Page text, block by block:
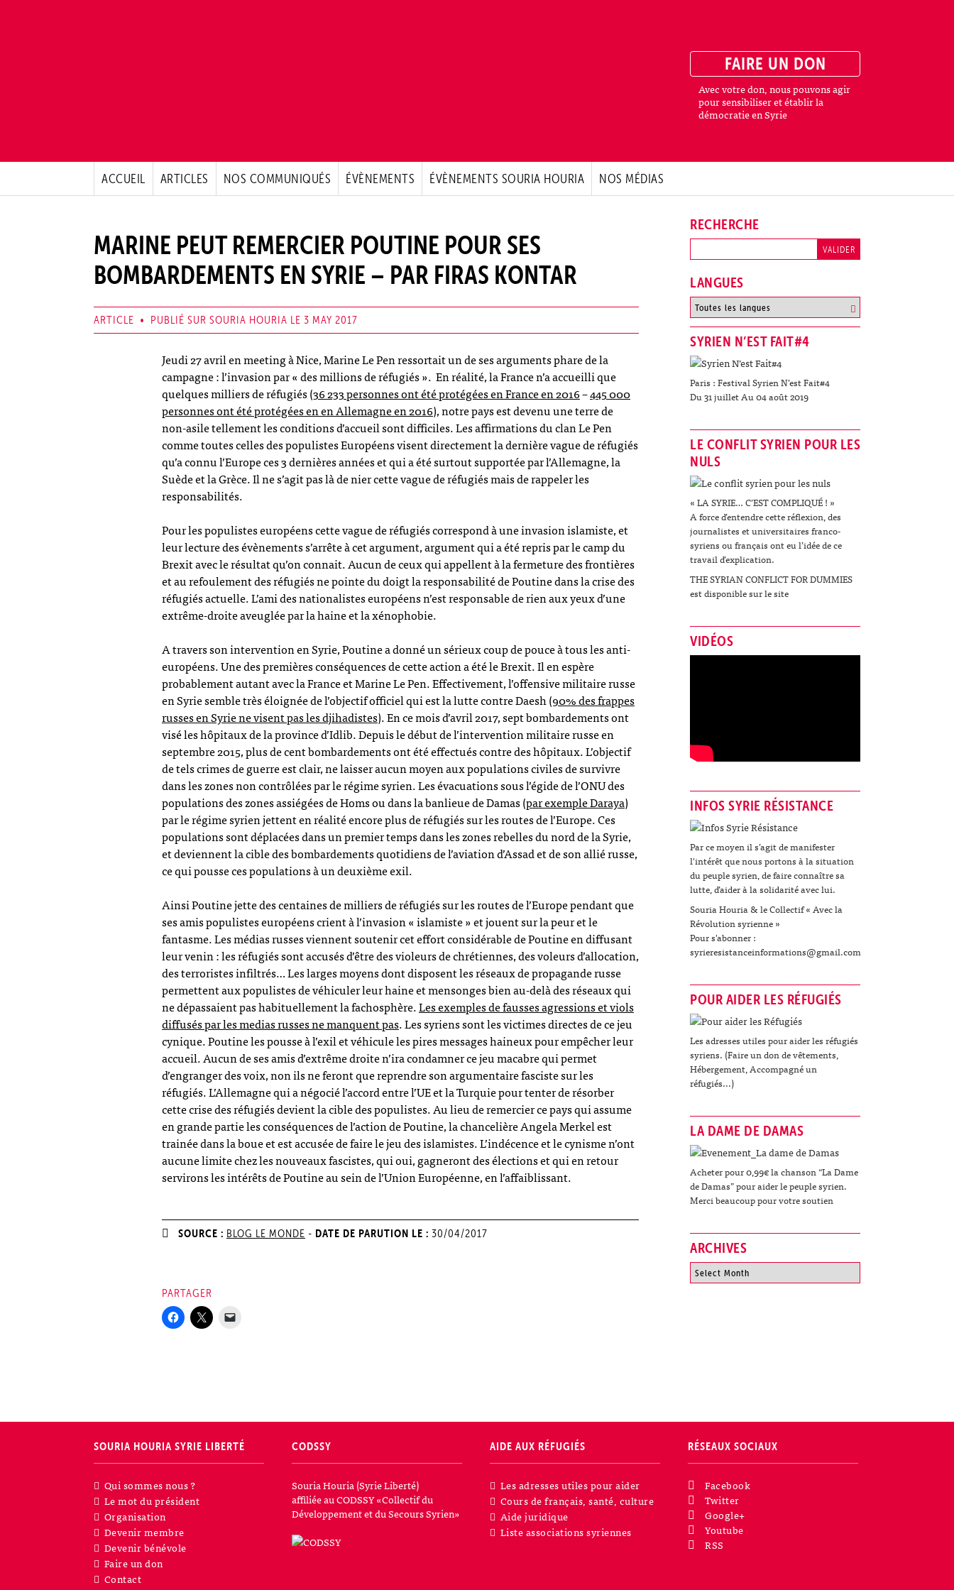
FAIRE UN DON
Avec votre don, nous pouvons agir
pour sensibiliser et établir la
démocratie en Syrie
ACCUEIL ARTICLES NOS COMMUNIQUÉS ÉVÈNEMENTS ÉVÈNEMENTS SOURIA HOURIA NOS MÉDIAS
MARINE PEUT REMERCIER POUTINE POUR SES
BOMBARDEMENTS EN SYRIE – PAR FIRAS KONTAR
ARTICLE • PUBLIÉ SUR SOURIA HOURIA LE 3 MAY 2017
Jeudi 27 avril en meeting à Nice, Marine Le Pen ressortait un de ses arguments phare de la
campagne : l’invasion par « des millions de réfugiés ». En réalité, la France n’a accueilli que
quelques milliers de réfugiés (36 233 personnes ont été protégées en France en 2016–445 000
personnes ont été protégées en en Allemagne en 2016), notre pays est devenu une terre de
non-asile tellement les conditions d’accueil sont difficiles. Les affirmations du clan Le Pen
comme toutes celles des populistes Européens visent directement la dernière vague de réfugiés
qu’a connu l’Europe ces 3 dernières années et qui a été surtout supportée par l’Allemagne, la
Suède et la Grèce. Il ne s’agit pas là de nier cette vague de réfugiés mais de rappeler les
responsabilités.
Pour les populistes européens cette vague de réfugiés correspond à une invasion islamiste, et
leur lecture des évènements s’arrête à cet argument, argument qui a été repris par le camp du
Brexit avec le résultat qu’on connait. Aucun de ceux qui appellent à la fermeture des frontières
et au refoulement des réfugiés ne pointe du doigt la responsabilité de Poutine dans la crise des
réfugiés actuelle. L’ami des nationalistes européens n’est responsable de rien aux yeux d’une
extrême-droite aveuglée par la haine et la xénophobie.
A travers son intervention en Syrie, Poutine a donné un sérieux coup de pouce à tous les anti-
européens. Une des premières conséquences de cette action a été le Brexit. Il en espère
probablement autant avec la France et Marine Le Pen. Effectivement, l’offensive militaire russe
en Syrie semble très éloignée de l’objectif officiel qui est la lutte contre Daesh (90% des frappes
russes en Syrie ne visent pas les djihadistes). En ce mois d’avril 2017, sept bombardements ont
visé les hôpitaux de la province d’Idlib. Depuis le début de l’intervention militaire russe en
septembre 2015, plus de cent bombardements ont été effectués contre des hôpitaux. L’objectif
de tels crimes de guerre est clair, ne laisser aucun moyen aux populations civiles de survivre
dans les zones non contrôlées par le régime syrien. Les évacuations sous l’égide de l’ONU des
populations des zones assiégées de Homs ou dans la banlieue de Damas(par exemple Daraya)
par le régime syrien jettent en réalité encore plus de réfugiés sur les routes de l’Europe. Ces
populations sont déplacées dans un premier temps dans les zones rebelles du nord de la Syrie,
et deviennent la cible des bombardements quotidiens de l’aviation d’Assad et de son allié russe,
ce qui pousse ces populations à un deuxième exil.
Ainsi Poutine jette des centaines de milliers de réfugiés sur les routes de l’Europe pendant que
ses amis populistes européens crient à l’invasion « islamiste » et jouent sur la peur et le
fantasme. Les médias russes viennent soutenir cet effort considérable de Poutine en diffusant
leur venin : les réfugiés sont accusés d’être des violeurs de chrétiennes, des voleurs d’allocation,
des terroristes infiltrés… Les larges moyens dont disposent les réseaux de propagande russe
permettent aux populistes de véhiculer leur haine et mensonges bien au-delà des réseaux qui
ne dépassaient pas habituellement la fachosphère.Les exemples de fausses agressions et viols
diffusés par les medias russes ne manquent pas. Les syriens sont les victimes directes de ce jeu
cynique. Poutine les pousse à l’exil et véhicule les pires messages haineux pour empêcher leur
accueil. Aucun de ses amis d’extrême droite n’ira condamner ce jeu macabre qui permet
d’engranger des voix, non ils ne feront que reprendre son argumentaire fasciste sur les
réfugiés. L’Allemagne qui a négocié l’accord entre l’UE et la Turquie pour tenter de résorber
cette crise des réfugiés devient la cible des populistes. Au lieu de remercier ce pays qui assume
en grande partie les conséquences de l’action de Poutine, la chancelière Angela Merkel est
trainée dans la boue et est accusée de faire le jeu des islamistes. L’indécence et le cynisme n’ont
aucune limite chez les nouveaux fascistes, qui oui, gagneront des élections et qui en retour
servirons les intérêts de Poutine au sein de l’Union Européenne, en l’affaiblissant.
SOURCE : BLOG LE MONDE - DATE DE PARUTION LE : 30/04/2017
PARTAGER
RECHERCHE
LANGUES
SYRIEN N’EST FAIT#4
Paris : Festival Syrien N’est Fait#4
Du 31 juillet Au 04 août 2019
LE CONFLIT SYRIEN POUR LES
NULS
« LA SYRIE… C’EST COMPLIQUÉ ! »
A force d’entendre cette réflexion, des
journalistes et universitaires franco-
syriens ou français ont eu l’idée de ce
travail d’explication.
THE SYRIAN CONFLICT FOR DUMMIES
est disponible sur le site
VIDÉOS
INFOS SYRIE RÉSISTANCE
Par ce moyen il s’agit de manifester
l'intérêt que nous portons à la situation
du peuple syrien, de faire connaître sa
lutte, d’aider à la solidarité avec lui.
Souria Houria & le Collectif « Avec la
Révolution syrienne »
Pour s'abonner :
syrieresistanceinformations@gmail.com
POUR AIDER LES RÉFUGIÉS
Les adresses utiles pour aider les réfugiés
syriens. (Faire un don de vêtements,
Hébergement, Accompagné un
réfugiés...)
LA DAME DE DAMAS
Acheter pour 0,99€ la chanson “La Dame
de Damas” pour aider le peuple syrien.
Merci beaucoup pour votre soutien
ARCHIVES
SOURIA HOURIA SYRIE LIBERTÉ
Qui sommes nous ?
Le mot du président
Organisation
Devenir membre
Devenir bénévole
Faire un don
Contact
CODSSY
Souria Houria (Syrie Liberté)
affiliée au CODSSY «Collectif du
Développement et du Secours Syrien»
AIDE AUX RÉFUGIÉS
Les adresses utiles pour aider
Cours de français, santé, culture
Aide juridique
Liste associations syriennes
RÉSEAUX SOCIAUX
Facebook
Twitter
Google+
Youtube
RSS